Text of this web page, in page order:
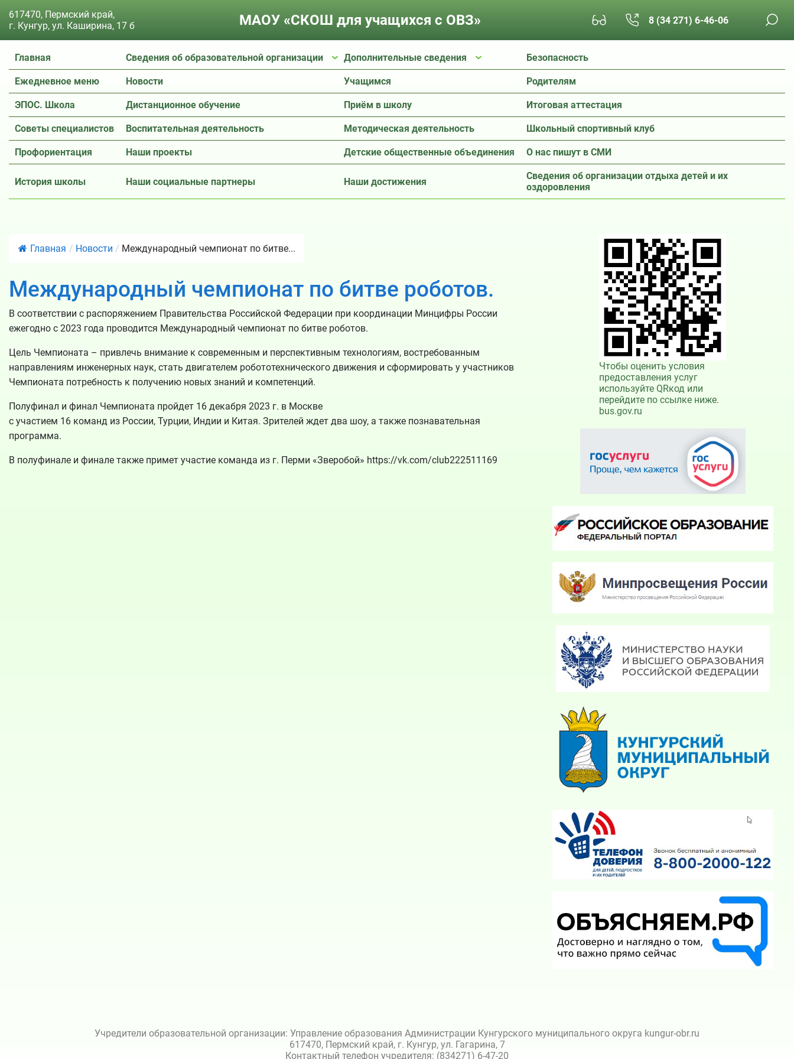
617470, Пермский край,
г. Кунгур, ул. Каширина, 17 б
МАОУ «СКОШ для учащихся с ОВЗ» 8 (34 271) 6-46-06
Главная Сведения об образовательной организации Дополнительные сведения Безопасность
Ежедневное меню Новости Учащимся Родителям
ЭПОС. Школа Дистанционное обучение Приём в школу Итоговая аттестация
Советы специалистов Воспитательная деятельность Методическая деятельность Школьный спортивный клуб
Профориентация Наши проекты Детские общественные объединения О нас пишут в СМИ
История школы Наши социальные партнеры Наши достижения
Сведения об организации отдыха детей и их
оздоровления
Главная / Новости / Международный чемпионат по битве...
Международный чемпионат по битве роботов.
В соответствии с распоряжением Правительства Российской Федерации при координации Минцифры России
ежегодно с 2023 года проводится Международный чемпионат по битве роботов.
Цель Чемпионата – привлечь внимание к современным и перспективным технологиям, востребованным
направлениям инженерных наук, стать двигателем робототехнического движения и сформировать у участников
Чемпионата потребность к получению новых знаний и компетенций.
Полуфинал и финал Чемпионата пройдет 16 декабря 2023 г. в Москве
с участием 16 команд из России, Турции, Индии и Китая. Зрителей ждет два шоу, а также познавательная
программа.
В полуфинале и финале также примет участие команда из г. Перми «Зверобой» https://vk.com/club222511169
Чтобы оценить условия
предоставления услуг
используйте QRкод или
перейдите по ссылке ниже.
bus.gov.ru
Учредители образовательной организации: Управление образования Администрации Кунгурского муниципального округа kungur-obr.ru
617470, Пермский край, г. Кунгур, ул. Гагарина, 7
Контактный телефон учредителя: (834271) 6-47-20